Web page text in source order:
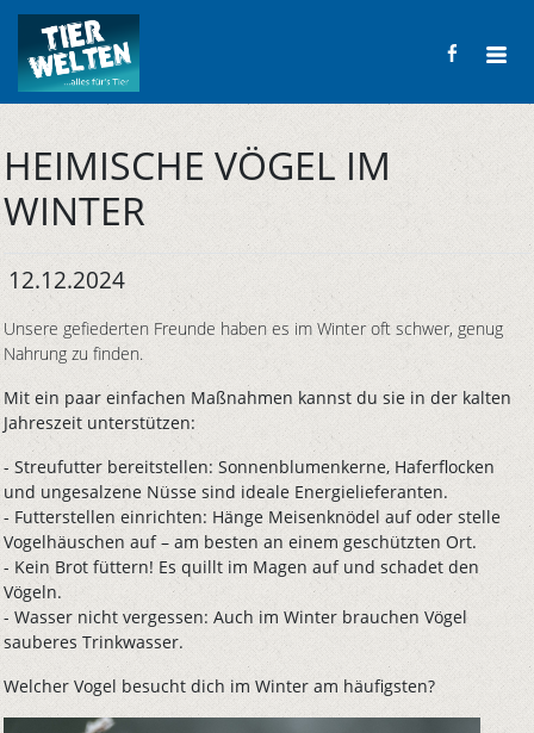
HEIMISCHE VÖGEL IM
WINTER
12.12.2024
Unsere gefiederten Freunde haben es im Winter oft schwer, genug
Nahrung zu finden.
Mit ein paar einfachen Maßnahmen kannst du sie in der kalten
Jahreszeit unterstützen:
- Streufutter bereitstellen: Sonnenblumenkerne, Haferflocken
und ungesalzene Nüsse sind ideale Energielieferanten.
- Futterstellen einrichten: Hänge Meisenknödel auf oder stelle
Vogelhäuschen auf – am besten an einem geschützten Ort.
- Kein Brot füttern! Es quillt im Magen auf und schadet den
Vögeln.
- Wasser nicht vergessen: Auch im Winter brauchen Vögel
sauberes Trinkwasser.
Welcher Vogel besucht dich im Winter am häufigsten?